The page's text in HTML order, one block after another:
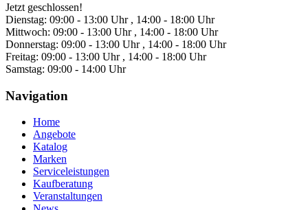
Jetzt geschlossen!
Dienstag: 09:00 - 13:00 Uhr , 14:00 - 18:00 Uhr
Mittwoch: 09:00 - 13:00 Uhr , 14:00 - 18:00 Uhr
Donnerstag: 09:00 - 13:00 Uhr , 14:00 - 18:00 Uhr
Freitag: 09:00 - 13:00 Uhr , 14:00 - 18:00 Uhr
Samstag: 09:00 - 14:00 Uhr
Navigation
Home
Angebote
Katalog
Marken
Serviceleistungen
Kaufberatung
Veranstaltungen